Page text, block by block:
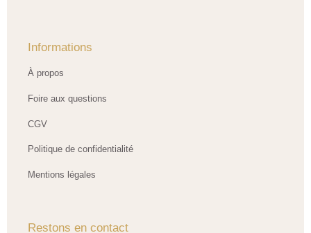
Informations
À propos
Foire aux questions
CGV
Politique de confidentialité
Mentions légales
Restons en contact